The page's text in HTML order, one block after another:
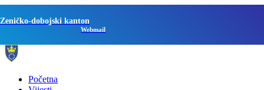
Zeničko-dobojski kanton
Webmail
Početna